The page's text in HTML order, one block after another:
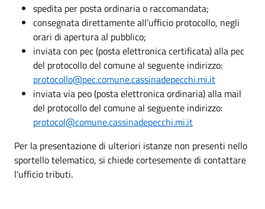
spedita per posta ordinaria o raccomandata;
consegnata direttamente all’ufficio protocollo, negli
orari di apertura al pubblico;
inviata con pec (posta elettronica certificata) alla pec
del protocollo del comune al seguente indirizzo:
protocollo@pec.comune.cassinadepecchi.mi.it
inviata via peo (posta elettronica ordinaria) alla mail
del protocollo del comune al seguente indirizzo:
protocol@comune.cassinadepecchi.mi.it
Per la presentazione di ulteriori istanze non presenti nello
sportello telematico, si chiede cortesemente di contattare
l'ufficio tributi.